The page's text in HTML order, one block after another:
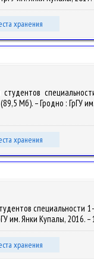
хранения
Мб). – Гродно :
хранения
им. Янки Купалы,
хранения